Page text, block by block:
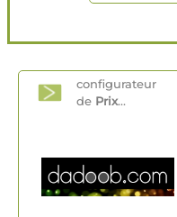
configurateur
de Prix...